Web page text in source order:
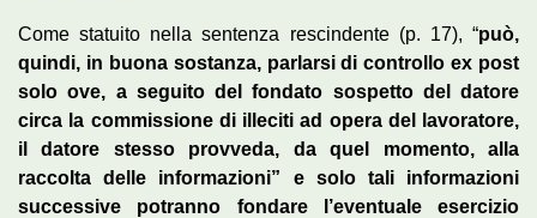
Come statuito nella sentenza rescindente (p. 17), “può,
quindi, in buona sostanza, parlarsi di controllo ex post
solo ove, a seguito del fondato sospetto del datore
circa la commissione di illeciti ad opera del lavoratore,
il datore stesso provveda, da quel momento, alla
raccolta delle informazioni” e solo tali informazioni
successive potranno fondare l’eventuale esercizio